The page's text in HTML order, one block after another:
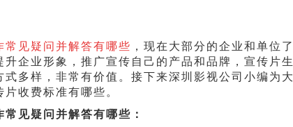
见疑问并解答有哪些 ，现在大部分的企业和单位了
企业形象，推广宣传自己的产品和品牌，宣传片生
多样，非常有价值。接下来深圳影视公司小编为大
收费标准有哪些。
见疑问并解答有哪些：